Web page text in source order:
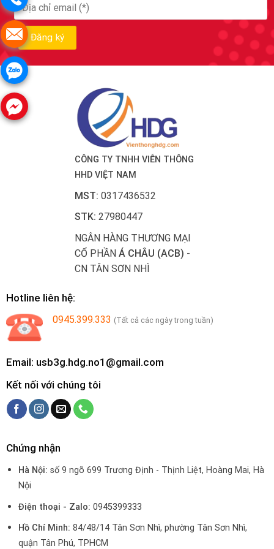
CÔNG TY TNHH VIỄN THÔNG
HHD VIỆT NAM
MST: 0317436532
STK: 27980447
NGÂN HÀNG THƯƠNG MẠI
CỔ PHẦN Á CHÂU (ACB) -
CN TÂN SƠN NHÌ
Hotline liên hệ:
0945.399.333 (Tất cả các ngày trong tuần)
Email: usb3g.hdg.no1@gmail.com
Kết nối với chúng tôi
Chứng nhận
Hà Nội:số 9 ngõ 699 Trương Định - Thịnh Liệt, Hoàng Mai, Hà
Nội
Điện thoại - Zalo: 0945399333
Hồ Chí Minh: 84/48/14 Tân Sơn Nhì, phường Tân Sơn Nhì,
quận Tân Phú, TPHCM